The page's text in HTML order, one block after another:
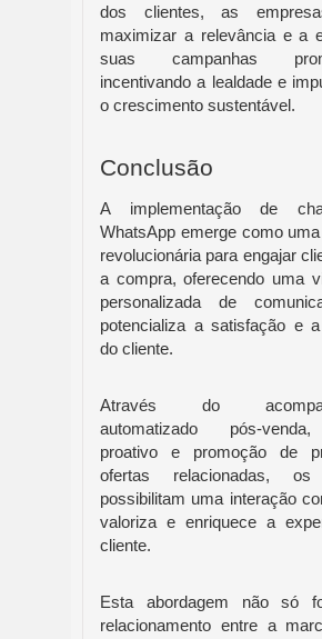
dos clientes, as
maximizar a relevância e a
suas campanhas
incentivando a lealdade e
o crescimento sustentável.
Conclusão
A implementação de
WhatsApp emerge como
revolucionária para engajar
a compra, oferecendo uma
personalizada de
potencializa a satisfação e
do cliente.
Através do
automatizado pós-
proativo e promoção de
ofertas relacionadas, os
possibilitam uma interação
valoriza e enriquece a
cliente.
Esta abordagem não só
relacionamento entre a